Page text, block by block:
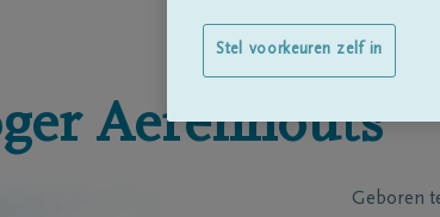
Aerenhouts
Geboren
Stel voorkeuren zelf in